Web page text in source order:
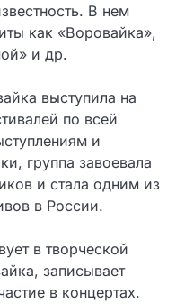
В нем
как «Воровайка»,
и др.
выступила на
по всей
и
группа завоевала
и стала одним из
в России.
в творческой
записывает
в концертах.